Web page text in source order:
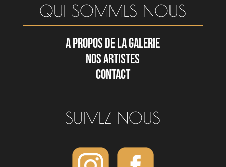
QUI SOMMES NOUS
A PROPOS DE LA GALERIE
NOS ARTISTES
CONTACT
SUIVEZ NOUS